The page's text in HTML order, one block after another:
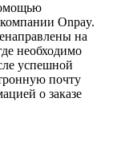
Onpay.
на
необходимо
успешной
почту
о заказе